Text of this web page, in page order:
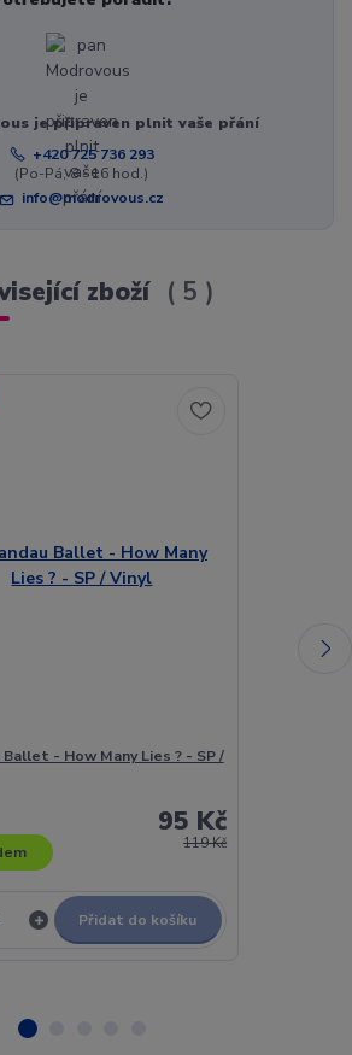
je připraven plnit vaše přání
+420 725 736 293
(Po-Pá, 8 - 16 hod.)
info@modrovous.cz
zboží 5
Ballet - How Many Lies ? - SP /
119 Kč
95 Kč
Přidat do košíku